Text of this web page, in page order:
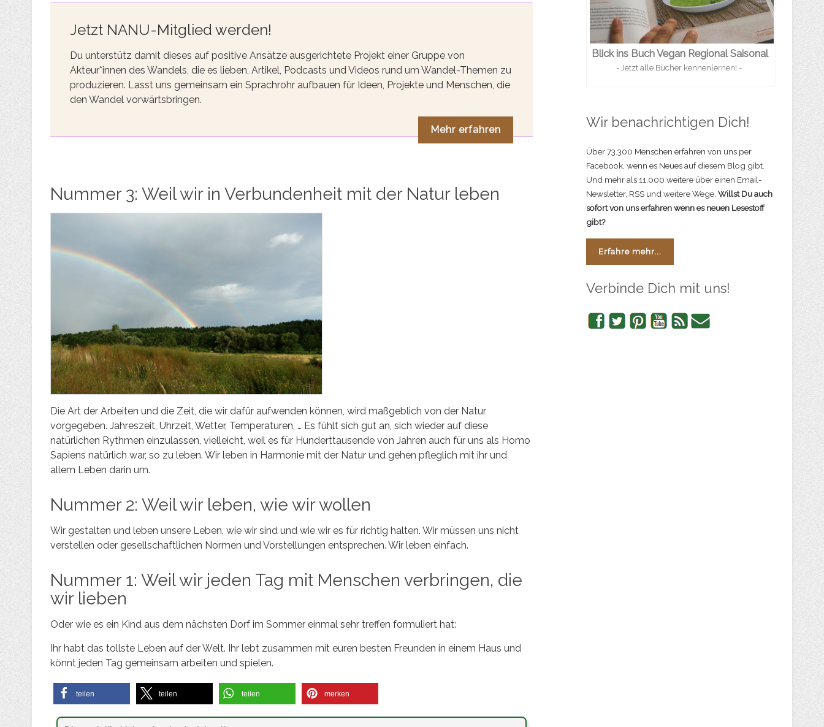
Jetzt NANU-Mitglied werden!
Du unterstütz damit dieses auf positive Ansätze ausgerichtete Projekt einer Gruppe von
Akteur*innen des Wandels, die es lieben, Artikel, Podcasts und Videos rund um Wandel-Themen zu
produzieren. Lasst uns gemeinsam ein Sprachrohr aufbauen für Ideen, Projekte und Menschen, die
den Wandel vorwärtsbringen.
Mehr erfahren
Nummer 3: Weil wir in Verbundenheit mit der Natur leben
Die Art der Arbeiten und die Zeit, die wir dafür aufwenden können, wird maßgeblich von der Natur
vorgegeben. Jahreszeit, Uhrzeit, Wetter, Temperaturen, … Es fühlt sich gut an, sich wieder auf diese
natürlichen Rythmen einzulassen, vielleicht, weil es für Hunderttausende von Jahren auch für uns als Homo
Sapiens natürlich war, so zu leben. Wir leben in Harmonie mit der Natur und gehen pfleglich mit ihr und
allem Leben darin um.
Nummer 2: Weil wir leben, wie wir wollen
Wir gestalten und leben unsere Leben, wie wir sind und wie wir es für richtig halten. Wir müssen uns nicht
verstellen oder gesellschaftlichen Normen und Vorstellungen entsprechen. Wir leben einfach.
Nummer 1: Weil wir jeden Tag mit Menschen verbringen, die
wir lieben
Oder wie es ein Kind aus dem nächsten Dorf im Sommer einmal sehr treffen formuliert hat:
Ihr habt das tollste Leben auf der Welt. Ihr lebt zusammen mit euren besten Freunden in einem Haus und
könnt jeden Tag gemeinsam arbeiten und spielen.
teilen teilen teilen merken
Blick ins Buch Vegan Regional Saisonal
- Jetzt alle Bücher kennenlernen! -
Wir benachrichtigen Dich!
Über 73.300 Menschen erfahren von uns per
Facebook, wenn es Neues auf diesem Blog gibt.
Und mehr als 11.000 weitere über einen Email-
Newsletter, RSS und weitere Wege. Willst Du auch
sofort von uns erfahren wenn es neuen Lesestoff
gibt?
Erfahre mehr...
Verbinde Dich mit uns!
Facebook
TwitterPinterestYouTubeRSS